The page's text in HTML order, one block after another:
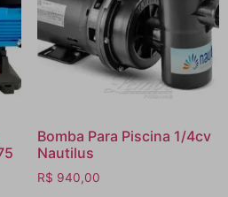
Bomba Para Piscina 1/4cv
Nautilus
R$ 940,00